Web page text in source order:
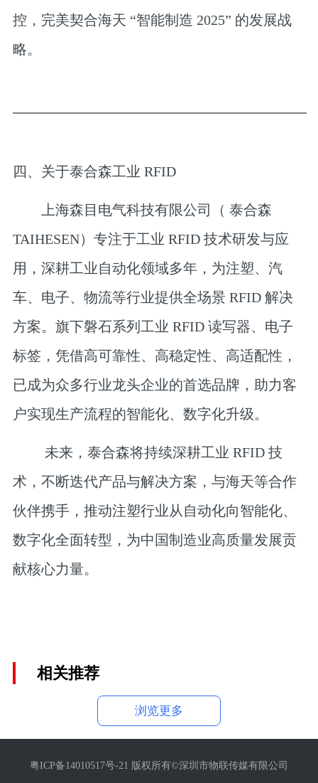
控，完美契合海天 “智能制造 2025” 的发展战
略。
四、关于泰合森工业 RFID
上海森目电气科技有限公司（ 泰合森
TAIHESEN）专注于工业 RFID 技术研发与应
用，深耕工业自动化领域多年，为注塑、汽
车、电子、物流等行业提供全场景 RFID 解决
方案。旗下磐石系列工业 RFID 读写器、电子
标签，凭借高可靠性、高稳定性、高适配性，
已成为众多行业龙头企业的首选品牌，助力客
户实现生产流程的智能化、数字化升级。
未来，泰合森将持续深耕工业 RFID 技
术，不断迭代产品与解决方案，与海天等合作
伙伴携手，推动注塑行业从自动化向智能化、
数字化全面转型，为中国制造业高质量发展贡
献核心力量。
相关推荐
浏览更多
粤ICP备14010517号-21 版权所有©深圳市物联传媒有限公司